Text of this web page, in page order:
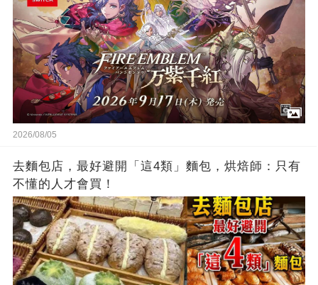
2026/08/05
去麵包店，最好避開「這4類」麵包，烘焙師：只有
不懂的人才會買！